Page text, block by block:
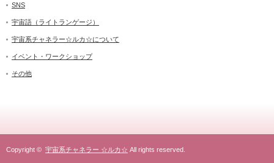
SNS
宇宙語（ライトランゲージ）
宇宙系チャネラー☆ルカ☆について
イベント・ワークショップ
その他
Copyright © 宇宙系チャネラー ☆ルカ☆ All rights reserved.